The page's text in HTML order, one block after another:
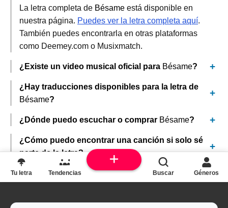
La letra completa de Bésame está disponible en
nuestra página. Puedes ver la letra completa aquí.
También puedes encontrarla en otras plataformas
como Deemey.com o Musixmatch.
¿Existe un video musical oficial para Bésame?
¿Hay traducciones disponibles para la letra de
Bésame?
¿Dónde puedo escuchar o comprar Bésame?
¿Cómo puedo encontrar una canción si solo sé
parte de la letra?
Tu letra Tendencias Buscar Géneros